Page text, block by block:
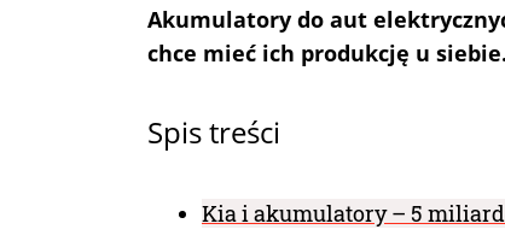
Akumulatory do aut
chce mieć ich produkcję u siebie.
Spis treści
Kia i akumulatory – 5